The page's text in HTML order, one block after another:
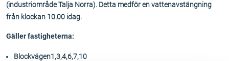
(industriområde Talja Norra). Detta medför en vattenavstängning
från klockan 10.00 idag.
Gäller fastigheterna:
Blockvägen1,3,4,6,7,10